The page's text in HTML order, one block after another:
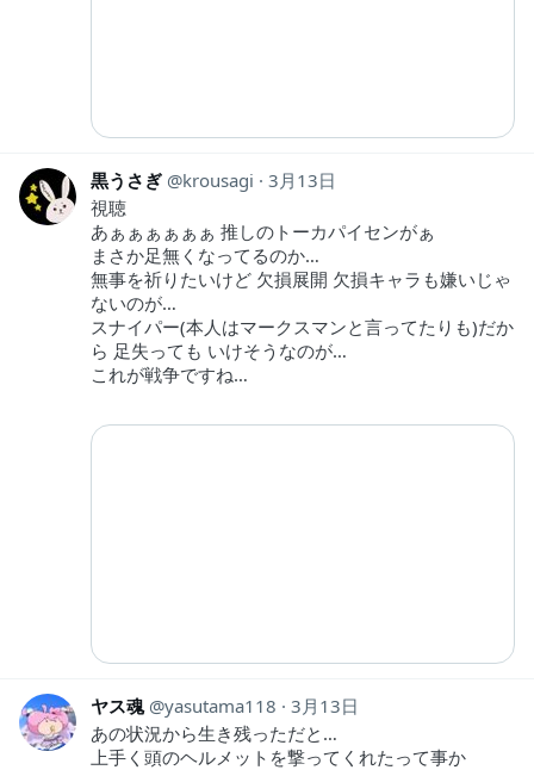
黒うさぎ krousagi
3月13日
視聴
あぁぁぁぁぁぁ 推しのトーカパイセンがぁ
まさか足無くなってるのか…
無事を祈りたいけど 欠損展開 欠損キャラも嫌いじゃ
ないのが…
スナイパー(本人はマークスマンと言ってたりも)だか
ら 足失っても いけそうなのが…
これが戦争ですね…
ヤス魂 yasutama118
3月13日
あの状況から生き残っただと…
上手く頭のヘルメットを撃ってくれたって事か